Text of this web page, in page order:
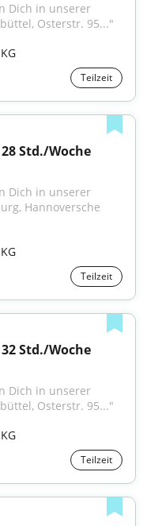
Dich in unserer
Osterstr. 95..."
Teilzeit
Std./Woche
Dich in unserer
Hannoversche
Teilzeit
Std./Woche
Dich in unserer
Osterstr. 95..."
Teilzeit